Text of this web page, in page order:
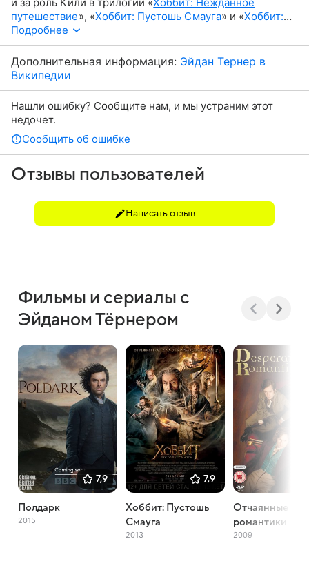
путешествие», «Хоббит: Пустошь Смауга» и «Хоббит:
Туда и обратно
Подробнее
Дополнительная информация: Эйдан Тернер в
Википедии
Нашли ошибку? Сообщите нам, и мы устраним этот
недочет.
Сообщить об ошибке
Отзывы пользователей
Написать отзыв
Фильмы и сериалы с
Эйданом Тёрнером
7,9
Полдарк
2015
7,9
Хоббит: Пустошь
Смауга
2013
Отчаянные
романтики
2009